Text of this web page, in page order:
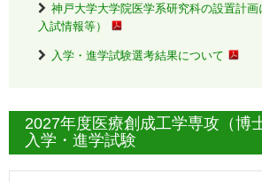
神戸大学大学院医学系研究科の設置計
入試情報等）
入学・進学試験選考結果について
2027年度医療創成工学専攻（博
入学・進学試験